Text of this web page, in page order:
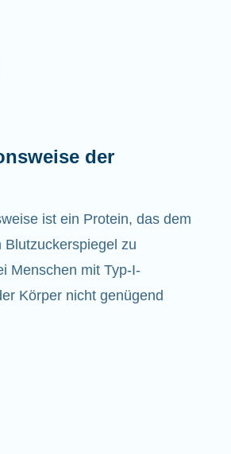
der
ist ein Protein, das dem
Blutzuckerspiegel zu
Menschen mit Typ-I-
Körper nicht genügend